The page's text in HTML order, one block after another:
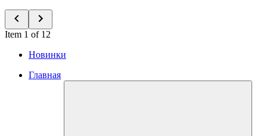
Item 1 of 12
Новинки
Главная